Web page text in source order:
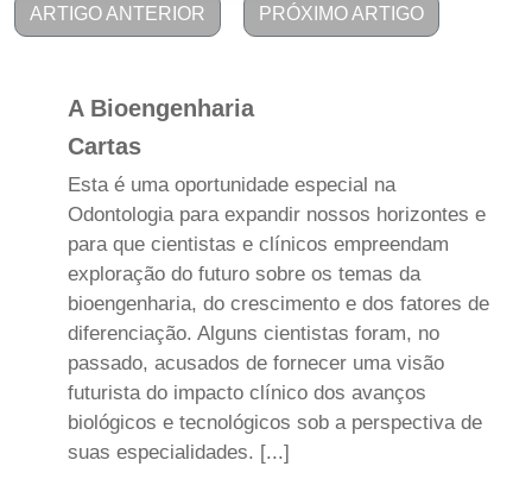
ARTIGO ANTERIOR PRÓXIMO ARTIGO
A Bioengenharia
Cartas
Esta é uma oportunidade especial na
Odontologia para expandir nossos horizontes e
para que cientistas e clínicos empreendam
exploração do futuro sobre os temas da
bioengenharia, do crescimento e dos fatores de
diferenciação. Alguns cientistas foram, no
passado, acusados de fornecer uma visão
futurista do impacto clínico dos avanços
biológicos e tecnológicos sob a perspectiva de
suas especialidades. [...]